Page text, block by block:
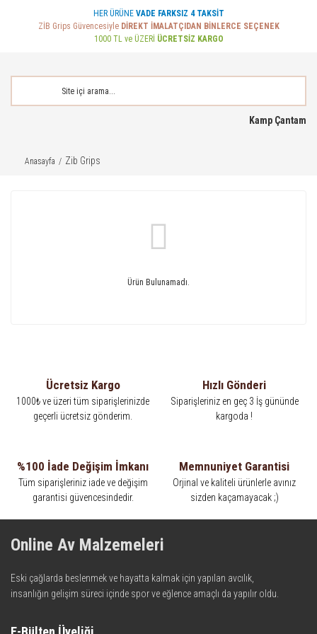
HER ÜRÜNE VADE FARKSIZ 4 TAKSİT
ZİB Grips Güvencesiyle DİREKT İMALATÇIDAN BİNLERCE SEÇENEK
1000 TL ve ÜZERİ ÜCRETSİZ KARGO
Kamp Çantam
Anasayfa Zib Grips
Ürün Bulunamadı.
Ücretsiz Kargo
1000₺ ve üzeri tüm siparişlerinizde
geçerli ücretsiz gönderim.
Hızlı Gönderi
Siparişleriniz en geç 3 İş gününde
kargoda !
%100 İade Değişim İmkanı
Tüm siparişleriniz iade ve değişim
garantisi güvencesindedir.
Memnuniyet Garantisi
Orjinal ve kaliteli ürünlerle avınız
sizden kaçamayacak ;)
Online Av Malzemeleri
Eski çağlarda beslenmek ve hayatta kalmak için yapılan avcılık,
insanlığın gelişim süreci içinde spor ve eğlence amaçlı da yapılır oldu.
teknolojinin dokunuşuyla av malzemelerinde en iyisini meydana